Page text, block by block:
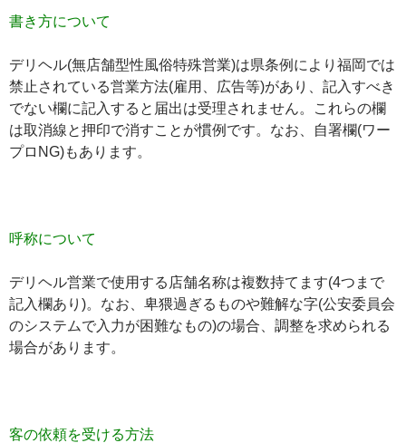
書き方について
デリヘル(無店舗型性風俗特殊営業)は県条例により福岡では
禁止されている営業方法(雇用、広告等)があり、記入すべき
でない欄に記入すると届出は受理されません。これらの欄
は取消線と押印で消すことが慣例です。なお、自署欄(ワー
プロNG)もあります。
呼称について
デリヘル営業で使用する店舗名称は複数持てます(4つまで
記入欄あり)。なお、卑猥過ぎるものや難解な字(公安委員会
のシステムで入力が困難なもの)の場合、調整を求められる
場合があります。
客の依頼を受ける方法